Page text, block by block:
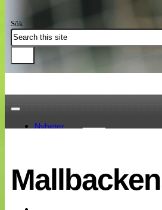
Sök
Nyheter
Landslaget
EM 2013
Internationellt